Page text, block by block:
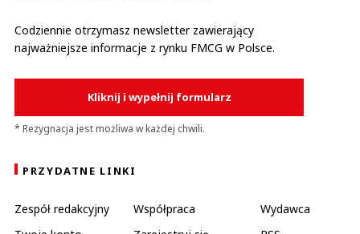
Codziennie otrzymasz newsletter zawierający
najważniejsze informacje z rynku FMCG w Polsce.
Kliknij i wypełnij formularz
* Rezygnacja jest możliwa w każdej chwili.
PRZYDATNE LINKI
Zespół redakcyjny Współpraca
Wydawca